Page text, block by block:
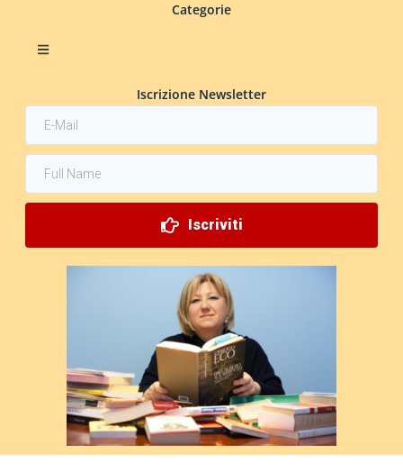
Categorie
Iscrizione Newsletter
Iscriviti